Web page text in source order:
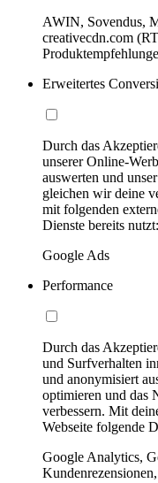
AWIN, Sovendus,
creativecdn.com
Erweitertes
Durch das
unserer Online-
auswerten und
gleichen wir deine
mit folgenden
Dienste bereits nutzt:
Google Ads
Performance
Durch das
und Surfverhalten
und anonymisiert
optimieren und das
verbessern. Mit
Webseite folgende
Google Analytics,